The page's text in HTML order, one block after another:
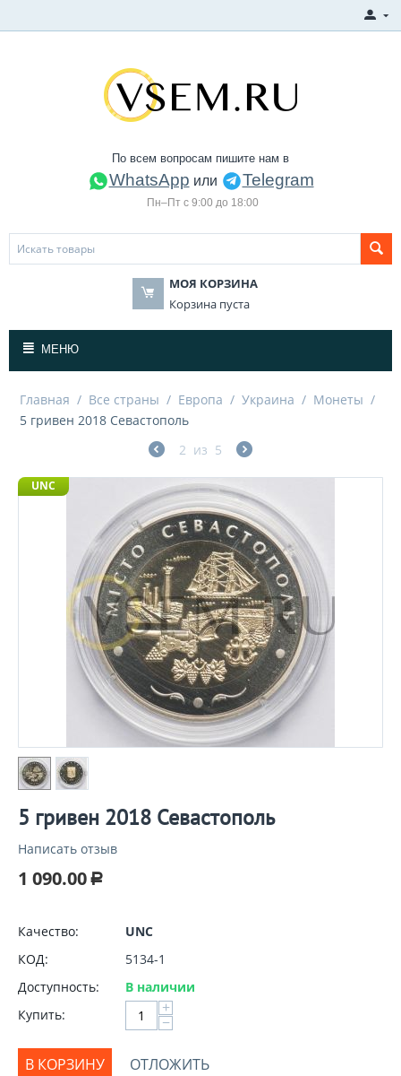
По всем вопросам пишите нам в
WhatsApp или Telegram
Пн–Пт с 9:00 до 18:00
МОЯ КОРЗИНА
Корзина пуста
МЕНЮ
Главная / Все страны / Европа / Украина / Монеты /
5 гривен 2018 Севастополь
2 из 5
UNC
5 гривен 2018 Севастополь
Написать отзыв
1 090.00 Р
Качество:
UNC
КОД:
5134-1
Доступность:
В наличии
Купить:
+
−
В КОРЗИНУ ОТЛОЖИТЬ